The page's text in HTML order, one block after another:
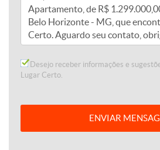
Desejo receber informações e
Lugar Certo.
ENVIAR